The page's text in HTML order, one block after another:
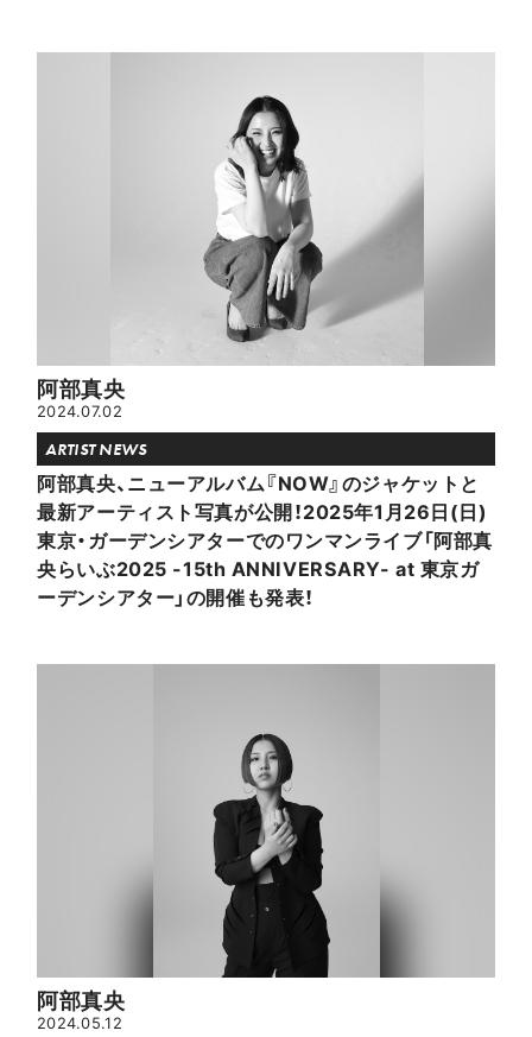
阿部真央
2024.07.02
ARTIST NEWS
阿部真央、ニューアルバム『NOW』のジャケットと
最新アーティスト写真が公開！2025年1月26日(日)
東京・ガーデンシアターでのワンマンライブ「阿部真
央らいぶ2025 -15th ANNIVERSARY- at 東京ガ
ーデンシアター」の開催も発表！
阿部真央
2024.05.12